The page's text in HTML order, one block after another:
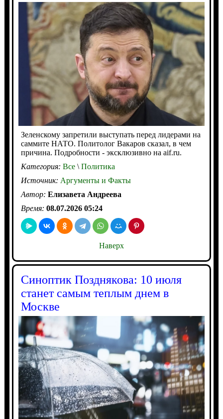
Зеленскому запретили выступать перед лидерами на
саммите НАТО. Политолог Вакаров сказал, в чем
причина. Подробности - эксклюзивно на aif.ru.
Категория: Все\Политика
Источник: Аргументы и Факты
Автор: Елизавета Андреева
Время: 08.07.2026 05:24
Наверх
Синоптик Позднякова: 10 июля
станет самым теплым днем в
Москве